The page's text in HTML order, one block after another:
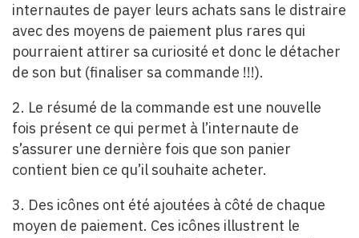
internautes de payer leurs achats sans le distraire
avec des moyens de paiement plus rares qui
pourraient attirer sa curiosité et donc le détacher
de son but (finaliser sa commande !!!).
2. Le résumé de la commande est une nouvelle
fois présent ce qui permet à l’internaute de
s’assurer une dernière fois que son panier
contient bien ce qu’il souhaite acheter.
3. Des icônes ont été ajoutées à côté de chaque
moyen de paiement. Ces icônes illustrent le